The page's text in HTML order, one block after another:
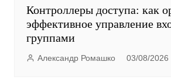
Контроллеры доступа: как
эффективное управление
группами
Александр Ромашко 03/08/2026